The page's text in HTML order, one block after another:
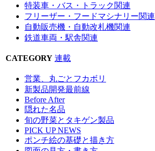
特装車・バス・トラック関連
フリーザー・フードマシナリー関連
自動販売機・自動改札機関連
鉄道車両・駅舎関連
CATEGORY 連載
営業、丸ごとフカボリ
新製品開発最前線
Before After
隠れた名品
旬の野菜とタキゲン製品
PICK UP NEWS
ポンチ絵の基礎と描き方